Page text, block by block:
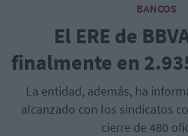
BANCOS
El ERE de
finalmente en
La entidad, además, ha
alcanzado con los sindicatos
cierre de 480